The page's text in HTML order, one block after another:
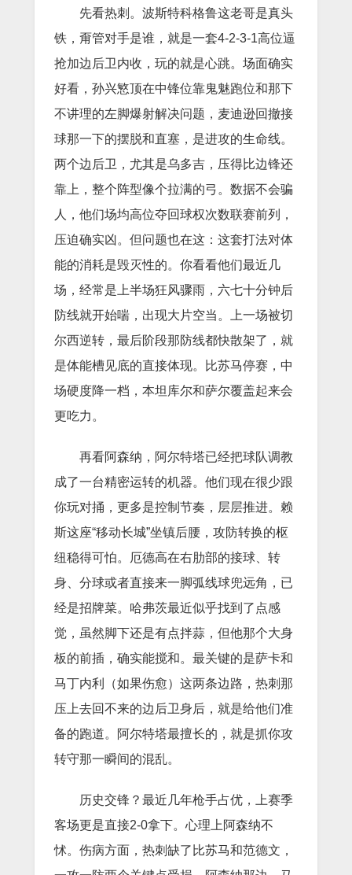
先看热刺。波斯特科格鲁这老哥是真头
铁，甭管对手是谁，就是一套4-2-3-1高位逼
抢加边后卫内收，玩的就是心跳。场面确实
好看，孙兴慜顶在中锋位靠鬼魅跑位和那下
不讲理的左脚爆射解决问题，麦迪逊回撤接
球那一下的摆脱和直塞，是进攻的生命线。
两个边后卫，尤其是乌多吉，压得比边锋还
靠上，整个阵型像个拉满的弓。数据不会骗
人，他们场均高位夺回球权次数联赛前列，
压迫确实凶。但问题也在这：这套打法对体
能的消耗是毁灭性的。你看看他们最近几
场，经常是上半场狂风骤雨，六七十分钟后
防线就开始喘，出现大片空当。上一场被切
尔西逆转，最后阶段那防线都快散架了，就
是体能槽见底的直接体现。比苏马停赛，中
场硬度降一档，本坦库尔和萨尔覆盖起来会
更吃力。
再看阿森纳，阿尔特塔已经把球队调教
成了一台精密运转的机器。他们现在很少跟
你玩对捅，更多是控制节奏，层层推进。赖
斯这座“移动长城”坐镇后腰，攻防转换的枢
纽稳得可怕。厄德高在右肋部的接球、转
身、分球或者直接来一脚弧线球兜远角，已
经是招牌菜。哈弗茨最近似乎找到了点感
觉，虽然脚下还是有点拌蒜，但他那个大身
板的前插，确实能搅和。最关键的是萨卡和
马丁内利（如果伤愈）这两条边路，热刺那
压上去回不来的边后卫身后，就是给他们准
备的跑道。阿尔特塔最擅长的，就是抓你攻
转守那一瞬间的混乱。
历史交锋？最近几年枪手占优，上赛季
客场更是直接2-0拿下。心理上阿森纳不
怵。伤病方面，热刺缺了比苏马和范德文，